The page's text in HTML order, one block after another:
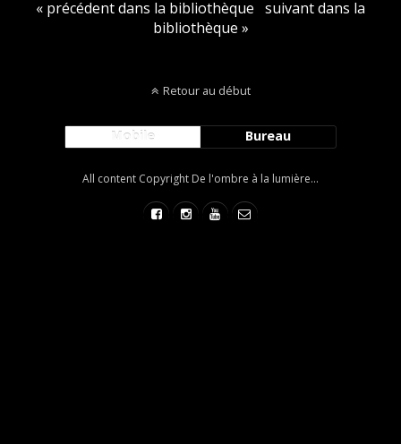
« précédent dans la bibliothèque suivant dans la
bibliothèque »
Retour au début
Mobile Bureau
All content Copyright De l'ombre à la lumière...